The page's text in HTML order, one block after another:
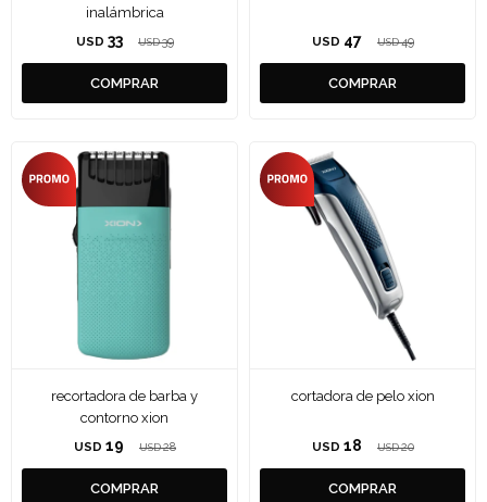
inalámbrica
USD 33 USD 39 USD 47 USD 49
recortadora de barba y
contorno xion
USD 19 USD 28
cortadora de pelo xion
USD 18 USD 20